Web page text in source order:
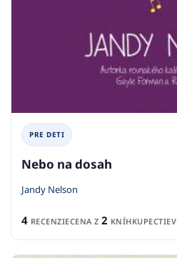
PRE DETI
Nebo na dosah
Jandy Nelson
4 RECENZIECENA Z 2 KNÍHKUPECTIEV